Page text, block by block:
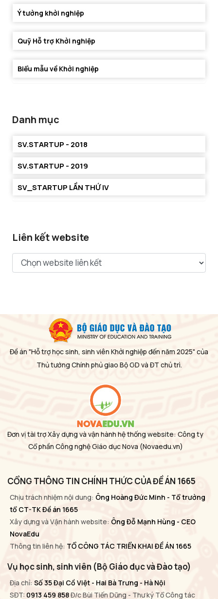
Ý tưởng khởi nghiệp
Quỹ Hỗ trợ Khởi nghiệp
Biểu mẫu về Khởi nghiệp
Danh mục
SV.STARTUP - 2018
SV.STARTUP - 2019
SV_STARTUP LẦN THỨ IV
Liên kết website
Đề án "Hỗ trợ học sinh, sinh viên Khởi nghiệp đến năm 2025" của
Thủ tướng Chính phủ giao Bộ GD và ĐT chủ trì.
Đơn vị tài trợ Xây dựng và vận hành hệ thống website: Công ty
Cổ phần Công nghệ Giáo dục Nova (Novaedu.vn)
CỔNG THÔNG TIN CHÍNH THỨC CỦA ĐỀ ÁN 1665
Chịu trách nhiệm nội dung: Ông Hoàng Đức Minh - Tổ trưởng
tổ CT-TK Đề án 1665
Xây dựng và Vận hành website: Ông Đỗ Mạnh Hùng - CEO
NovaEdu
Thông tin liên hệ: TỔ CÔNG TÁC TRIỂN KHAI ĐỀ ÁN 1665
Vụ học sinh, sinh viên (Bộ Giáo dục và Đào tạo)
Địa chỉ: Số 35 Đại Cồ Việt - Hai Bà Trưng - Hà Nội
SĐT: 0913 459 858Đ/c Bùi Tiến Dũng - Thư ký Tổ Công tác